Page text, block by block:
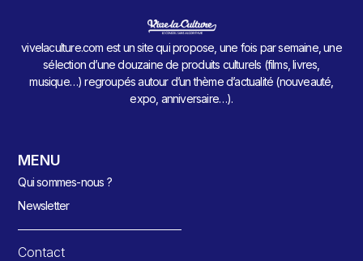
vivelaculture.com est un site qui propose, une fois par semaine, une
sélection d’une douzaine de produits culturels (films, livres,
musique…) regroupés autour d’un thème d’actualité (nouveauté,
expo, anniversaire…).
MENU
Qui sommes-nous ?
Newsletter
Contact